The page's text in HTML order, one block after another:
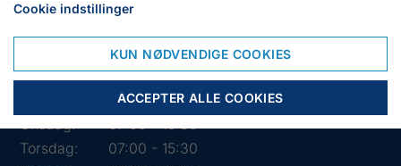
Åbningstider i butikken
Mandag:
07:00 - 15:30
07:00 - 15:30
Torsdag:
07:00 - 15:30
Cookie indstillinger
KUN NØDVENDIGE COOKIES
ACCEPTER ALLE COOKIES